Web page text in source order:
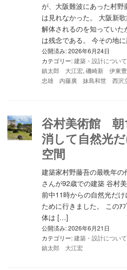
が、大阪難波にあった村
は見れなかった。 大阪新
解体されるのを知ってい
は残念である。 今その地
公開済み: 2026年6月24日
カテゴリー:建築・設計について
鎮太郎 大江宏, 磯崎新 伊東
忠雄 内藤廣 妹島和世 西沢
谷村美術館 朝
消して自然光
空間
建築家村野藤吾の最晩年
さんが92歳での建築 谷村
前中11時からの自然光だ
ために行きました。 このｱ
体は […]
公開済み: 2026年6月21日
カテゴリー:建築・設計について
鎮太郎 大江宏